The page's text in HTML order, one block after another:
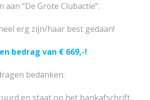
“De Grote Clubactie”.
erg zijn/haar best gedaan!
bedrag van € 669,-!
bedanken.
en staat op het bankafschrift.